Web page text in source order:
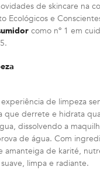
de skincare na
Ecológicos e
como nº 1 em
de limpeza
que derrete e hidrata
dissolvendo a
de água. Com
amanteiga de karité,
limpa e radiante.